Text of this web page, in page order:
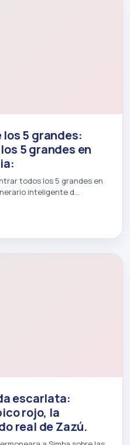
los 5 grandes:
5 grandes en
todos los 5 grandes en
inteligente d…
escarlata:
rojo, la
real de Zazú.